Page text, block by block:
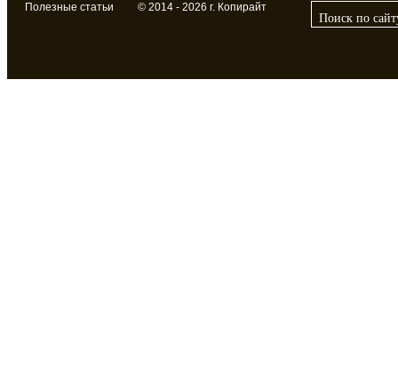
Полезные статьи © 2014 - 2026 г. Копирайт